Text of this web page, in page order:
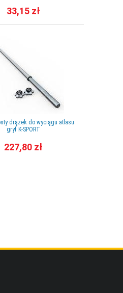
33,15 zł
drążek do wyciągu atlasu
gryf K-SPORT
227,80 zł